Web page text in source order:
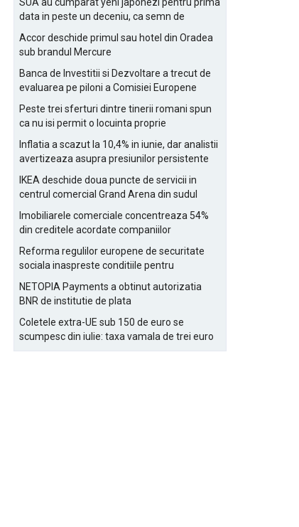
data in peste un deceniu, ca semn de
Accor deschide primul sau hotel din Oradea
sub brandul Mercure
Banca de Investitii si Dezvoltare a trecut de
evaluarea pe piloni a Comisiei Europene
Peste trei sferturi dintre tinerii romani spun
ca nu isi permit o locuinta proprie
Inflatia a scazut la 10,4% in iunie, dar analistii
avertizeaza asupra presiunilor persistente
IKEA deschide doua puncte de servicii in
centrul comercial Grand Arena din sudul
Imobiliarele comerciale concentreaza 54%
din creditele acordate companiilor
Reforma regulilor europene de securitate
sociala inaspreste conditiile pentru
NETOPIA Payments a obtinut autorizatia
BNR de institutie de plata
Coletele extra-UE sub 150 de euro se
scumpesc din iulie: taxa vamala de trei euro
pe articol, adaugata la taxa logistica